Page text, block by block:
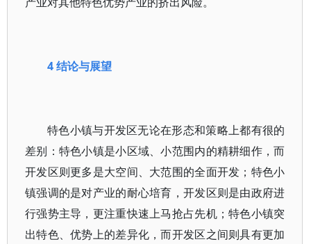
4 结论与展望
特色小镇与开发区无论在形态和策略上都有很的
差别：特色小镇是小区域、小范围内的精耕细作，而
开发区则更多是大空间、大范围的全面开发；特色小
镇强调的是对产业的耐心培育，开发区则是由政府进
行强势主导，更注重快速上马抢占先机；特色小镇突
出特色、优势上的差异化，而开发区之间则具有更加